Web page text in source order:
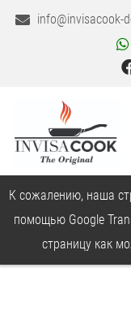
info@invisacook-
К сожалению, наша
помощью Google
страницу как